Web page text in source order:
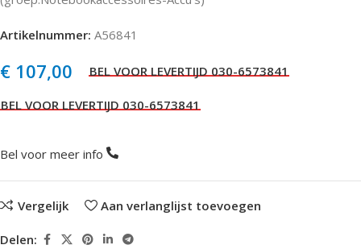
Artikelnummer: A56841
€ 107,00
Bel voor meer info
Vergelijk Aan verlanglijst toevoegen
Delen: